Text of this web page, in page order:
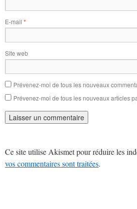
E-mail *
Site web
Prévenez-moi de tous les nouveaux
Prévenez-moi de tous les nouveaux articles
Ce site utilise Akismet pour réduire les
vos commentaires sont traitées.